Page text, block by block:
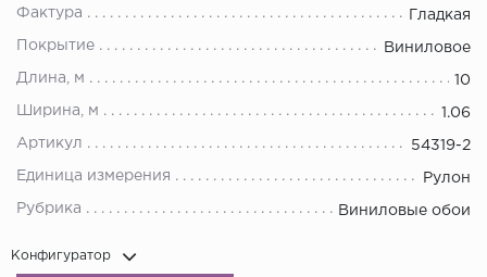
Фактура Гладкая
Покрытие Виниловое
Длина, м 10
Ширина, м 1.06
Артикул 54319-2
Единица измерения Рулон
Рубрика Виниловые обои
Конфигуратор